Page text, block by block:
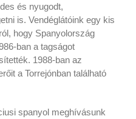
és nyugodt,
is. Vendéglátóink egy kis
hogy Spanyolország
ban a tagságot
1988-ban az
a Torrejónban található
spanyol meghívásunk